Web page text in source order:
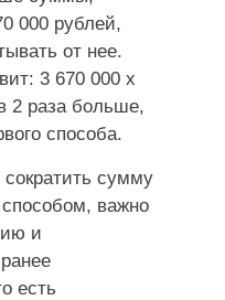
000 рублей,
от нее.
3 670 000 х
2 раза больше,
способа.
сократить сумму
важно
и
есть